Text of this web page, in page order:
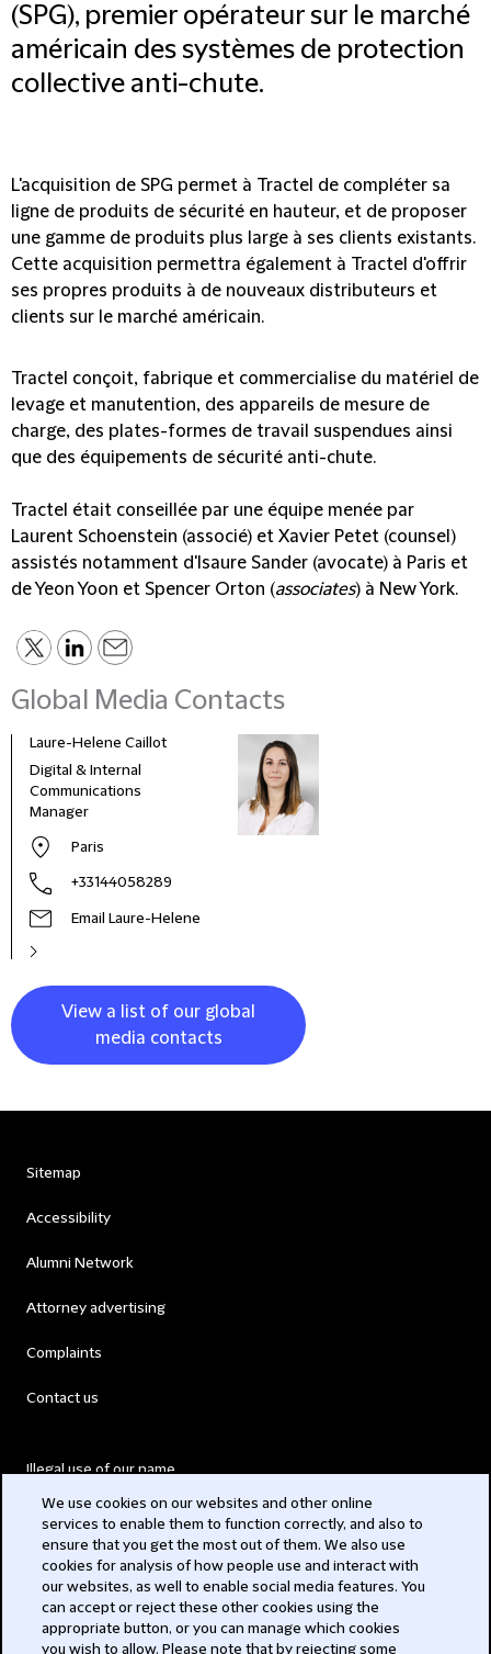
(SPG), premier opérateur sur le marché
américain des systèmes de protection
collective anti-chute.
L'acquisition de SPG permet à Tractel de compléter sa
ligne de produits de sécurité en hauteur, et de proposer
une gamme de produits plus large à ses clients existants.
Cette acquisition permettra également à Tractel d'offrir
ses propres produits à de nouveaux distributeurs et
clients sur le marché américain.
Tractel conçoit, fabrique et commercialise du matériel de
levage et manutention, des appareils de mesure de
charge, des plates-formes de travail suspendues ainsi
que des équipements de sécurité anti-chute.
Tractel était conseillée par une équipe menée par
Laurent Schoenstein (associé) et Xavier Petet (counsel)
assistés notamment d'Isaure Sander (avocate) à Paris et
de Yeon Yoon et Spencer Orton (associates) à New York.
Global Media Contacts
Laure-Helene Caillot
Digital & Internal
Communications
Manager
Paris
+33144058289
Email Laure-Helene
View a list of our global
media contacts
Sitemap
Accessibility
Alumni Network
Attorney advertising
Complaints
Contact us
Illegal use of our name
Modern Slavery Act
Privacy
Subscribe
We use cookies on our websites and other online
services to enable them to function correctly, and also to
ensure that you get the most out of them. We also use
cookies for analysis of how people use and interact with
our websites, as well to enable social media features. You
can accept or reject these other cookies using the
appropriate button, or you can manage which cookies
you wish to allow. Please note that by rejecting some